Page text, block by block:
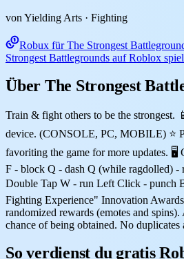
von Yielding Arts · Fighting
Robux für The Strongest
Strongest Battlegrounds auf Roblox
Über The Strongest
Train & fight others to be the strongest.
device. (CONSOLE, PC, MOBILE) ⭐
favoriting the game for more updates. 🖥️
F - block Q - dash Q (while ragdolled) -
Double Tap W - run Left Click - punch
Fighting Experience" Innovation
randomized rewards (emotes and
chance of being obtained. No duplicates
So verdienst du gratis